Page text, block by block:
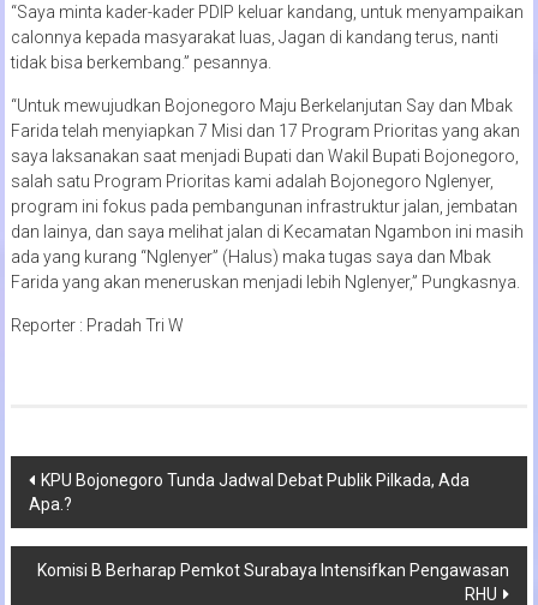
“Saya minta kader-kader PDIP keluar kandang, untuk menyampaikan
calonnya kepada masyarakat luas, Jagan di kandang terus, nanti
tidak bisa berkembang.” pesannya.
“Untuk mewujudkan Bojonegoro Maju Berkelanjutan Say dan Mbak
Farida telah menyiapkan 7 Misi dan 17 Program Prioritas yang akan
saya laksanakan saat menjadi Bupati dan Wakil Bupati Bojonegoro,
salah satu Program Prioritas kami adalah Bojonegoro Nglenyer,
program ini fokus pada pembangunan infrastruktur jalan, jembatan
dan lainya, dan saya melihat jalan di Kecamatan Ngambon ini masih
ada yang kurang “Nglenyer” (Halus) maka tugas saya dan Mbak
Farida yang akan meneruskan menjadi lebih Nglenyer,” Pungkasnya.
Reporter : Pradah Tri W
Navigasi
pos
KPU Bojonegoro Tunda Jadwal Debat Publik Pilkada, Ada
Apa.?
Komisi B Berharap Pemkot Surabaya Intensifkan Pengawasan
RHU